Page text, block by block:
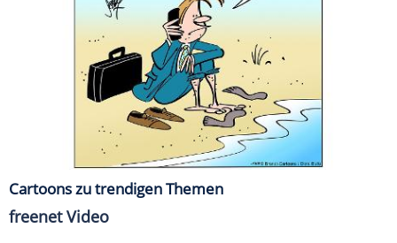
Cartoons zu trendigen Themen
freenet Video